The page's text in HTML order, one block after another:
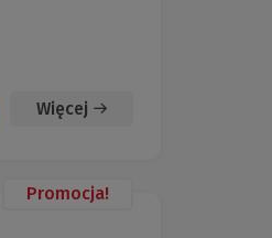
Więcej
Promocja!